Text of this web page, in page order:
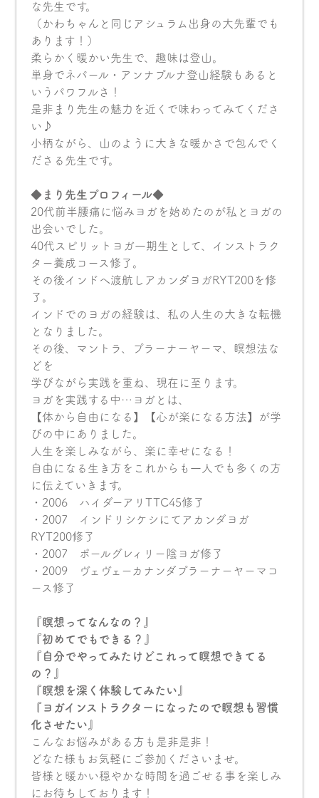
な先生です。
（かわちゃんと同じアシュラム出身の大先輩でも
あります！）
柔らかく暖かい先生で、趣味は登山。
単身でネパール・アンナプルナ登山経験もあると
いうパワフルさ！
是非まり先生の魅力を近くで味わってみてくださ
い♪
小柄ながら、山のように大きな暖かさで包んでく
ださる先生です。
◆まり先生プロフィール◆
20代前半腰痛に悩みヨガを始めたのが私とヨガの
出会いでした。
40代スピリットヨガ一期生として、インストラク
ター養成コース修了。
その後インドへ渡航しアカンダヨガRYT200を修
了。
インドでのヨガの経験は、私の人生の大きな転機
となりました。
その後、マントラ、プラーナーヤーマ、瞑想法な
どを
学びながら実践を重ね、現在に至ります。
ヨガを実践する中…ヨガとは、
【体から自由になる】【心が楽になる方法】が学
びの中にありました。
人生を楽しみながら、楽に幸せになる！
自由になる生き方をこれからも一人でも多くの方
に伝えていきます。
・2006 ハイダーアリTTC45修了
・2007 インドリシケシにてアカンダヨガ
RYT200修了
・2007 ポールグレィリー陰ヨガ修了
・2009 ヴェヴェーカナンダプラーナーヤーマコ
ース修了
『瞑想ってなんなの？』
『初めてでもできる？』
『自分でやってみたけどこれって瞑想できてる
の？』
『瞑想を深く体験してみたい』
『ヨガインストラクターになったので瞑想も習慣
化させたい』
こんなお悩みがある方も是非是非！
どなた様もお気軽にご参加くださいませ。
皆様と暖かい穏やかな時間を過ごせる事を楽しみ
にお待ちしております！